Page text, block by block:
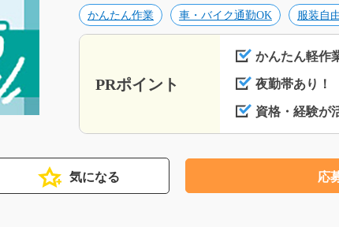
かんたん作業 車・バイク通勤OK 服装自
PRポイント
かんたん軽作
夜勤帯あり！
資格・経験が
気になる 応